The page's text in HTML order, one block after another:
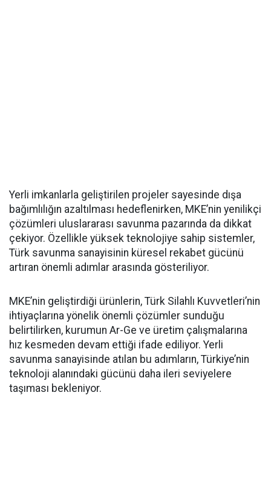
Yerli imkanlarla geliştirilen projeler sayesinde dışa
bağımlılığın azaltılması hedeflenirken, MKE’nin yenilikçi
çözümleri uluslararası savunma pazarında da dikkat
çekiyor. Özellikle yüksek teknolojiye sahip sistemler,
Türk savunma sanayisinin küresel rekabet gücünü
artıran önemli adımlar arasında gösteriliyor.
MKE’nin geliştirdiği ürünlerin, Türk Silahlı Kuvvetleri’nin
ihtiyaçlarına yönelik önemli çözümler sunduğu
belirtilirken, kurumun Ar-Ge ve üretim çalışmalarına
hız kesmeden devam ettiği ifade ediliyor. Yerli
savunma sanayisinde atılan bu adımların, Türkiye’nin
teknoloji alanındaki gücünü daha ileri seviyelere
taşıması bekleniyor.